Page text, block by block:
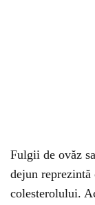
Fulgii de ovăz
dejun reprezintă
colesterolului.